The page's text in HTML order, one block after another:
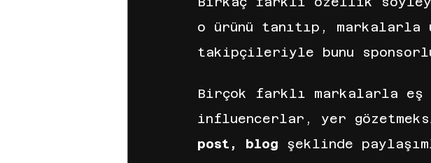
o ürünü tanıtıp,
takipçileriyle bunu
Birçok farklı markalarla eş
influencerlar, yer
post, blog şeklinde